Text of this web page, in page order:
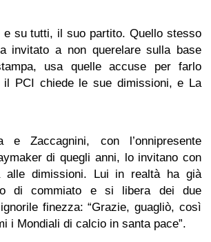
e su tutti, il suo partito. Quello stesso
invitato a non querelare sulla base
usa quelle accuse per farlo
il PCI chiede le sue dimissioni, e La
Zaccagnini, con l’onnipresente
di quegli anni, lo invitano con
alle dimissioni. Lui in realtà ha già
di commiato e si libera dei due
finezza: “Grazie, guagliò, così
i Mondiali di calcio in santa pace”.